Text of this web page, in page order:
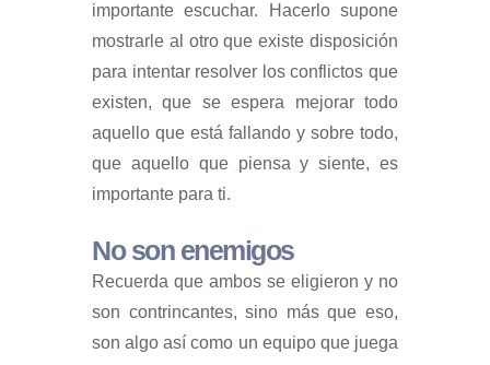
importante escuchar. Hacerlo supone
mostrarle al otro que existe disposición
para intentar resolver los conflictos que
existen, que se espera mejorar todo
aquello que está fallando y sobre todo,
que aquello que piensa y siente, es
importante para ti.
No son enemigos
Recuerda que ambos se eligieron y no
son contrincantes, sino más que eso,
son algo así como un equipo que juega